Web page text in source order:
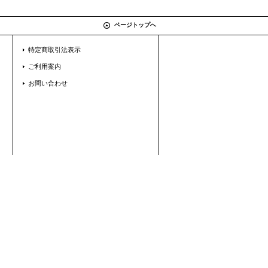
ページトップへ
特定商取引法表示
ご利用案内
お問い合わせ